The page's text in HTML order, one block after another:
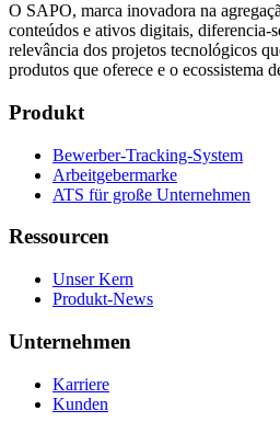
O SAPO, marca inovadora na
conteúdos e ativos digitais, diferencia-
relevância dos projetos tecnológicos
produtos que oferece e o ecossistema
Produkt
Bewerber-Tracking-System
Arbeitgebermarke
ATS für große Unternehmen
Ressourcen
Unser Kern
Produkt-News
Unternehmen
Karriere
Kunden